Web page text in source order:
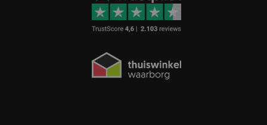
en lange batterijduur. De REAL BLUE TWS 3 is een veelzijdige allrounder,
beschikbaar in meerdere kleuren en voorzien van noise cancelling. De
AIRY TWS 2 biedt uitstekende prijs-kwaliteit en actieve ruisonderdrukking.
voor maximale bewegingsvrijheid. Wie liever geen afgesloten gevoel wil,
kiest voor de AIRY OPEN TWS, waarbij je omgevingsgeluid goed blijft